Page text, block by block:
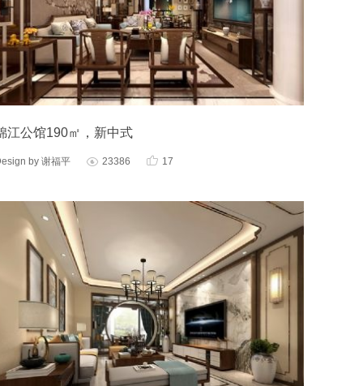
江公馆190㎡，新中式
by 谢福平  23386 17